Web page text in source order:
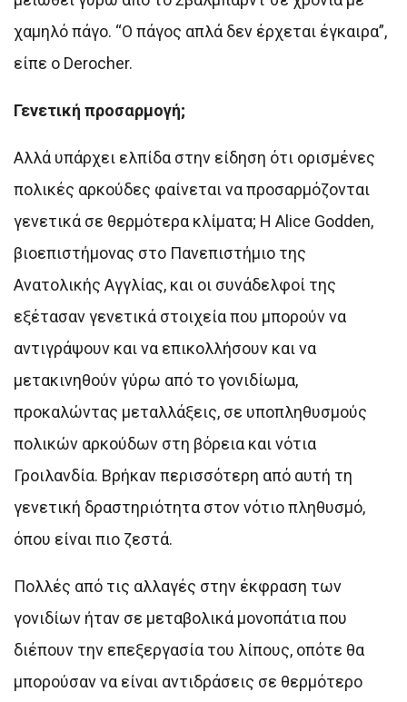
χαμηλό πάγο. “Ο πάγος απλά δεν έρχεται έγκαιρα”,
είπε ο Derocher.
Γενετική προσαρμογή;
Αλλά υπάρχει ελπίδα στην είδηση ότι ορισμένες
πολικές αρκούδες φαίνεται να προσαρμόζονται
γενετικά σε θερμότερα κλίματα; Η Alice Godden,
βιοεπιστήμονας στο Πανεπιστήμιο της
Ανατολικής Αγγλίας, και οι συνάδελφοί της
εξέτασαν γενετικά στοιχεία που μπορούν να
αντιγράψουν και να επικολλήσουν και να
μετακινηθούν γύρω από το γονιδίωμα,
προκαλώντας μεταλλάξεις, σε υποπληθυσμούς
πολικών αρκούδων στη βόρεια και νότια
Γροιλανδία. Βρήκαν περισσότερη από αυτή τη
γενετική δραστηριότητα στον νότιο πληθυσμό,
όπου είναι πιο ζεστά.
Πολλές από τις αλλαγές στην έκφραση των
γονιδίων ήταν σε μεταβολικά μονοπάτια που
διέπουν την επεξεργασία του λίπους, οπότε θα
μπορούσαν να είναι αντιδράσεις σε θερμότερο